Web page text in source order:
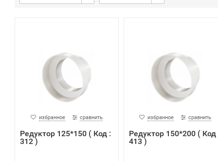
избранное сравнить
Редуктор 125*150 ( Код :
312 )
избранное сравнить
Редуктор 150*200 ( Код
413 )